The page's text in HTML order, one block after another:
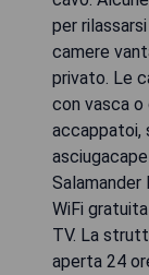
per
camere
privato. Le
con vasca o
accappatoi,
WiFi
TV. La
aperta 24